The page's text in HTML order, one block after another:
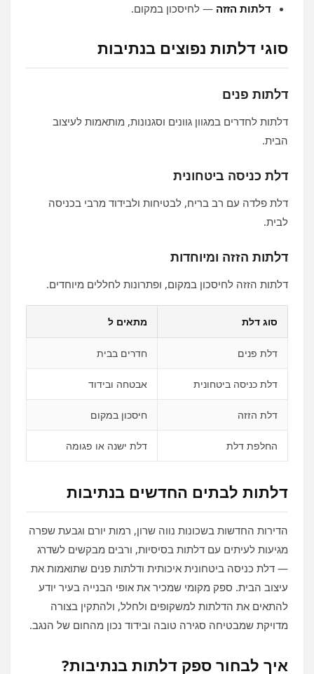
דלתות הזזה — לחיסכון במקום.
סוגי דלתות נפוצים בנתיבות
דלתות פנים
דלתות לחדרים במגוון גוונים וסגנונות, מותאמות לעיצוב
הבית.
דלת כניסה ביטחונית
דלת פלדה עם רב בריח, לבטיחות ולבידוד מרבי בכניסה
לבית.
דלתות הזזה ומיוחדות
דלתות הזזה לחיסכון במקום, ופתרונות לחללים מיוחדים.
סוג דלת מתאים ל
דלת פנים חדרים בבית
דלת כניסה ביטחונית אבטחה ובידוד
דלת הזזה חיסכון במקום
החלפת דלת דלת ישנה או פגומה
דלתות לבתים החדשים בנתיבות
הדירות החדשות בשכונות נווה שרון, רמות יורם וגבעת שפרה
מגיעות לעיתים עם דלתות בסיסיות, ורבים מבקשים לשדרג
— דלת כניסה ביטחונית איכותית ודלתות פנים שתואמות את
עיצוב הבית. ספק מקומי שמכיר את אופי הבנייה בעיר יודע
להתאים את הדלתות למשקופים ולחלל, ולהתקין בצורה
מדויקת שמבטיחה סגירה טובה ובידוד נכון מהחום של הנגב.
איך לבחור ספק דלתות בנתיבות?